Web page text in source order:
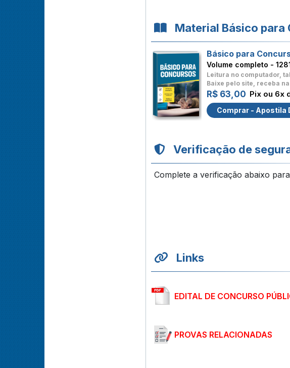
Material Básico para
Básico para
Volume completo -
Leitura no computador,
Baixe pelo site, receba
R$ 63,00 Pix ou 6x
Comprar - Apostila
Verificação de
Complete a verificação abaixo
Links
EDITAL DE CONCURSO
PROVAS RELACIONADAS